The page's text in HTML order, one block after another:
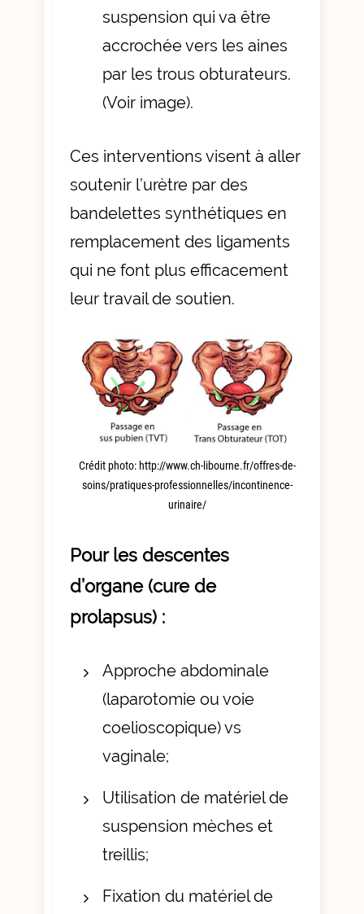
suspension qui va être
accrochée vers les aines
par les trous obturateurs.
(Voir image).
Ces interventions visent à aller
soutenir l’urètre par des
bandelettes synthétiques en
remplacement des ligaments
qui ne font plus efficacement
leur travail de soutien.
Crédit photo: http://www.ch-libourne.fr/offres-de-
soins/pratiques-professionnelles/incontinence-
urinaire/
Pour les descentes
d’organe (cure de
prolapsus) :
Approche abdominale
(laparotomie ou voie
coelioscopique) vs
vaginale;
Utilisation de matériel de
suspension mèches et
treillis;
Fixation du matériel de